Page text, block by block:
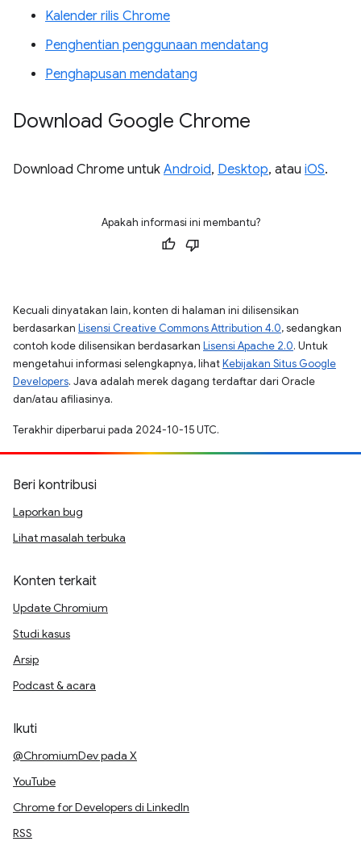
Kalender rilis Chrome
Penghentian penggunaan mendatang
Penghapusan mendatang
Download Google Chrome
Download Chrome untuk Android, Desktop, atau iOS.
Apakah informasi ini membantu?
Kecuali dinyatakan lain, konten di halaman ini dilisensikan
berdasarkan Lisensi Creative Commons Attribution 4.0, sedangkan
contoh kode dilisensikan berdasarkan Lisensi Apache 2.0. Untuk
mengetahui informasi selengkapnya, lihatKebijakan Situs Google
Developers. Java adalah merek dagang terdaftar dari Oracle
dan/atau afiliasinya.
Terakhir diperbarui pada 2024-10-15 UTC.
Beri kontribusi
Laporkan bug
Lihat masalah terbuka
Konten terkait
Update Chromium
Studi kasus
Arsip
Podcast & acara
Ikuti
@ChromiumDev pada X
YouTube
Chrome for Developers di LinkedIn
RSS